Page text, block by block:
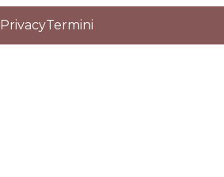
PrivacyTermini